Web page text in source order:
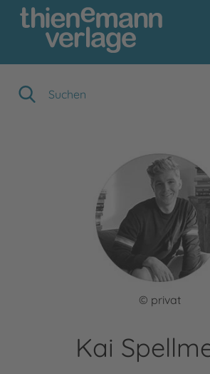
© privat
Kai